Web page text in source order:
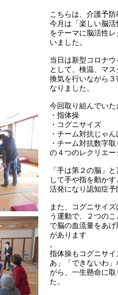
こちらは、介護予
今月は「楽しい脳
をテーマに脳活性
いました。
当日は新型コロナ
として、検温、マ
換気を行いながら
なりました。
今回取り組んでい
・指体操
・コグニサイズ
・チーム対抗じゃ
・チーム対抗数字
の４つのレクリエ
「手は第２の脳」
して手や指を動か
活発になり認知症
また、コグニサイ
う運動で、２つの
で脳の血流量をあ
があります
。
指体操もコグニサ
あ」「できないわ
がら、一生懸命に
た。